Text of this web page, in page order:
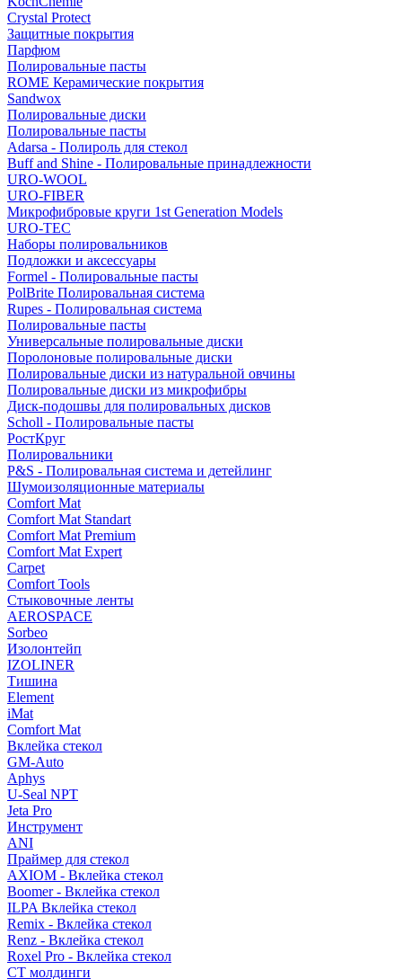
Crystal Protect
Защитные покрытия
Парфюм
Полировальные пасты
ROME Керамические покрытия
Sandwox
Полировальные диски
Полировальные пасты
Adarsa - Полироль для стекол
Buff and Shine - Полировальные принадлежности
URO-WOOL
URO-FIBER
Микрофибровые круги 1st Generation Models
URO-TEC
Наборы полировальников
Подложки и аксессуары
Formel - Полировальные пасты
PolBrite Полировальная система
Rupes - Полировальная система
Полировальные пасты
Универсальные полировальные диски
Поролоновые полировальные диски
Полировальные диски из натуральной овчины
Полировальные диски из микрофибры
Диск-подошвы для полировальных дисков
Scholl - Полировальные пасты
РостКруг
Полировальники
P&S - Полировальная система и детейлинг
Шумоизоляционные материалы
Comfort Mat
Comfort Mat Standart
Comfort Mat Premium
Comfort Mat Expert
Carpet
Comfort Tools
Стыковочные ленты
AEROSPACE
Sorbeo
Изолонтейп
IZOLINER
Тишина
Element
iMat
Comfort Mat
Вклейка стекол
GM-Auto
Aphys
U-Seal NPT
Jeta Pro
Инструмент
ANI
Праймер для стекол
AXIOM - Вклейка стекол
Boomer - Вклейка стекол
ILPA Вклейка стекол
Remix - Вклейка стекол
Renz - Вклейка стекол
Roxel Pro - Вклейка стекол
СТ молдинги